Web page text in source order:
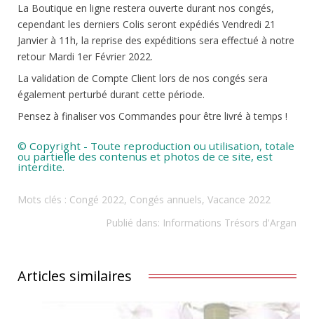
La Boutique en ligne restera ouverte durant nos congés,
cependant les derniers Colis seront expédiés Vendredi 21
Janvier à 11h, la reprise des expéditions sera effectué à notre
retour Mardi 1er Février 2022.
La validation de Compte Client lors de nos congés sera
également perturbé durant cette période.
Pensez à finaliser vos Commandes pour être livré à temps !
© Copyright - Toute reproduction ou utilisation, totale
ou partielle des contenus et photos de ce site, est
interdite.
Mots clés : Congé 2022, Congés annuels, Vacance 2022
Publié dans: Informations Trésors d'Argan
Articles similaires